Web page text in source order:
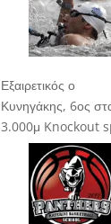
Εξαιρετικός ο
Κυνηγάκης, 6ος
3.000μ Knockout